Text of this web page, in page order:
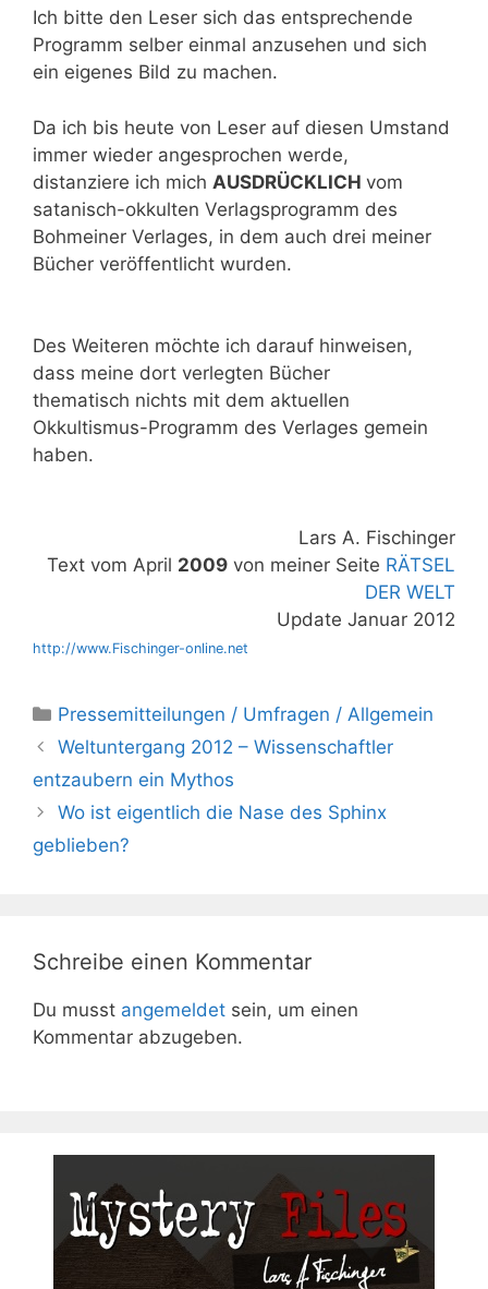
Ich bitte den Leser sich das entsprechende
Programm selber einmal anzusehen und sich
ein eigenes Bild zu machen.
Da ich bis heute von Leser auf diesen Umstand
immer wieder angesprochen werde,
distanziere ich mich AUSDRÜCKLICH vom
satanisch-okkulten Verlagsprogramm des
Bohmeiner Verlages, in dem auch drei meiner
Bücher veröffentlicht wurden.
Des Weiteren möchte ich darauf hinweisen,
dass meine dort verlegten Bücher
thematisch nichts mit dem aktuellen
Okkultismus-Programm des Verlages gemein
haben.
Lars A. Fischinger
Text vom April 2009 von meiner Seite RÄTSEL
DER WELT
Update Januar 2012
http://www.Fischinger-online.net
Kategorien
Pressemitteilungen / Umfragen / Allgemein
Weltuntergang 2012 – Wissenschaftler
entzaubern ein Mythos
Wo ist eigentlich die Nase des Sphinx
geblieben?
Schreibe einen Kommentar
Du musst angemeldet sein, um einen
Kommentar abzugeben.